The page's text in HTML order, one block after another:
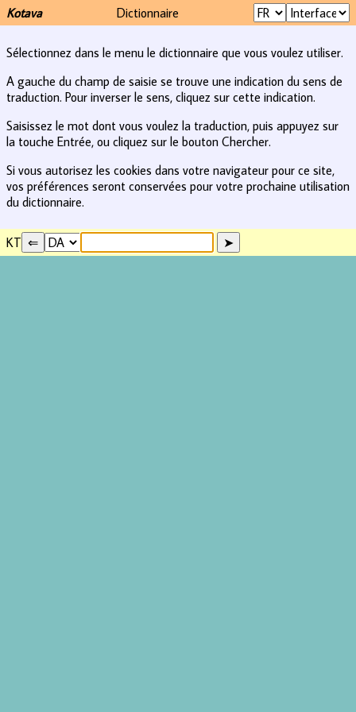
Kotava Dictionnaire
Sélectionnez dans le menu le dictionnaire que vous voulez utiliser.
A gauche du champ de saisie se trouve une indication du sens de
traduction. Pour inverser le sens, cliquez sur cette indication.
Saisissez le mot dont vous voulez la traduction, puis appuyez sur
la touche Entrée, ou cliquez sur le bouton Chercher.
Si vous autorisez les cookies dans votre navigateur pour ce site,
vos préférences seront conservées pour votre prochaine utilisation
du dictionnaire.
KT